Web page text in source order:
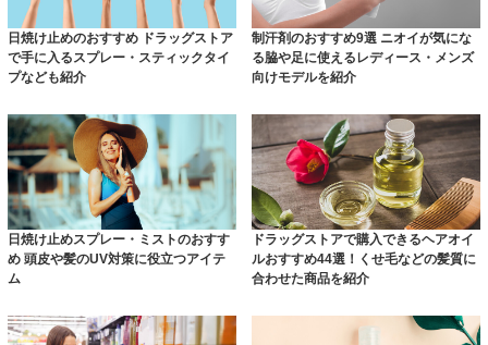
日焼け止めのおすすめ ドラッグストア
で手に入るスプレー・スティックタイ
プなども紹介
制汗剤のおすすめ9選 ニオイが気にな
る脇や足に使えるレディース・メンズ
向けモデルを紹介
日焼け止めスプレー・ミストのおすす
め 頭皮や髪のUV対策に役立つアイテ
ム
ドラッグストアで購入できるヘアオイ
ルおすすめ44選！くせ毛などの髪質に
合わせた商品を紹介